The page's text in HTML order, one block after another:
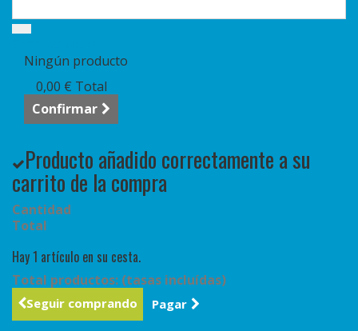
Ningún producto
0,00 € Total
Confirmar
Producto añadido correctamente a su
carrito de la compra
Cantidad
Total
Hay 1 artículo en su cesta.
Total productos: (tasas incluídas)
Seguir comprando Pagar